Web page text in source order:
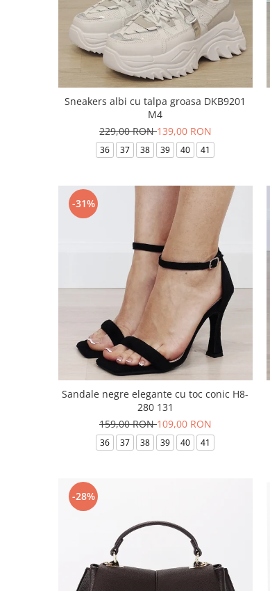
Sneakers albi cu talpa groasa DKB9201
M4
229,00 RON139,00 RON
36 37 38 39 40 41
-31%
Sandale negre elegante cu toc conic H8-
280 131
159,00 RON109,00 RON
36 37 38 39 40 41
-28%